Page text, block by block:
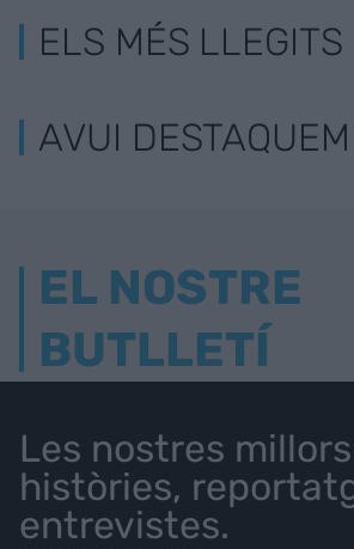
ELS MÉS LLEGITS
AVUI DESTAQUEM
EL NOSTRE
BUTLLETÍ
Les nostres millors
històries,
entrevistes.